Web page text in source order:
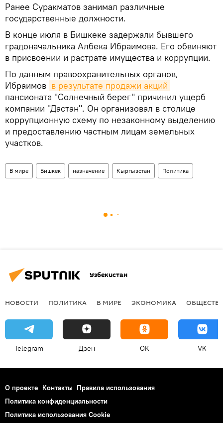
Ранее Суракматов занимал различные
государственные должности.
В конце июля в Бишкеке задержали бывшего
градоначальника Албека Ибраимова. Его обвиняют
в присвоении и растрате имущества и коррупции.
По данным правоохранительных органов,
Ибраимов в результате продажи акций
пансионата "Солнечный берег" причинил ущерб
компании "Дастан". Он организовал в столице
коррупционную схему по незаконному выделению
и предоставлению частным лицам земельных
участков.
В мире Бишкек назначение Кыргызстан Политика
Узбекистан
НОВОСТИ ПОЛИТИКА В МИРЕ ЭКОНОМИКА
Telegram Дзен OK VK
О проекте Контакты Правила использования
Политика конфиденциальности
Политика использования Cookie